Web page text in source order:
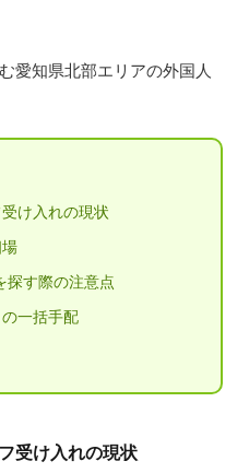
愛知県北部エリアの外国人
け入れの現状
探す際の注意点
一括手配
受け入れの現状